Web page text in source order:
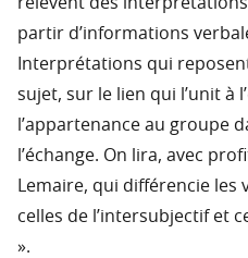
partir d’informations
Interprétations qui
sujet, sur le lien qui l’unit à
l’appartenance au groupe
l’échange. On lira, avec
Lemaire, qui différencie les
celles de l’intersubjectif et
».